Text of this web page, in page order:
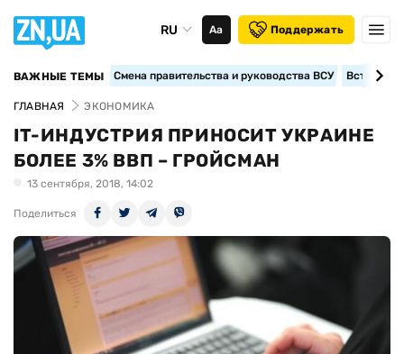
RU Аа Поддержать
ВАЖНЫЕ ТЕМЫ Смена правительства и руководства ВСУ
ГЛАВНАЯ ЭКОНОМИКА
IT-ИНДУСТРИЯ ПРИНОСИТ УКРАИНЕ
БОЛЕЕ 3% ВВП – ГРОЙСМАН
13 сентября, 2018, 14:02
Поделиться